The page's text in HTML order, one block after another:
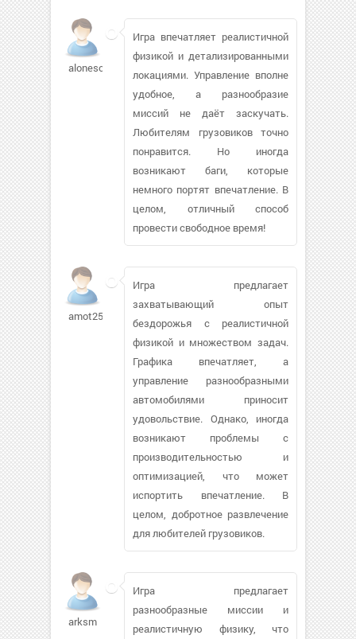
alonesome1
Игра впечатляет реалистичной
физикой и детализированными
локациями. Управление вполне
удобное, а разнообразие
миссий не даёт заскучать.
Любителям грузовиков точно
понравится. Но иногда
возникают баги, которые
немного портят впечатление. В
целом, отличный способ
провести свободное время!
amot25215
Игра предлагает
захватывающий опыт
бездорожья с реалистичной
физикой и множеством задач.
Графика впечатляет, а
управление разнообразными
автомобилями приносит
удовольствие. Однако, иногда
возникают проблемы с
производительностью и
оптимизацией, что может
испортить впечатление. В
целом, добротное развлечение
для любителей грузовиков.
arksm
Игра предлагает
разнообразные миссии и
реалистичную физику, что